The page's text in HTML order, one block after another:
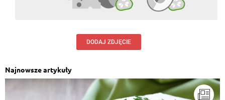
DODAJ ZDJĘCIE
Najnowsze artykuły